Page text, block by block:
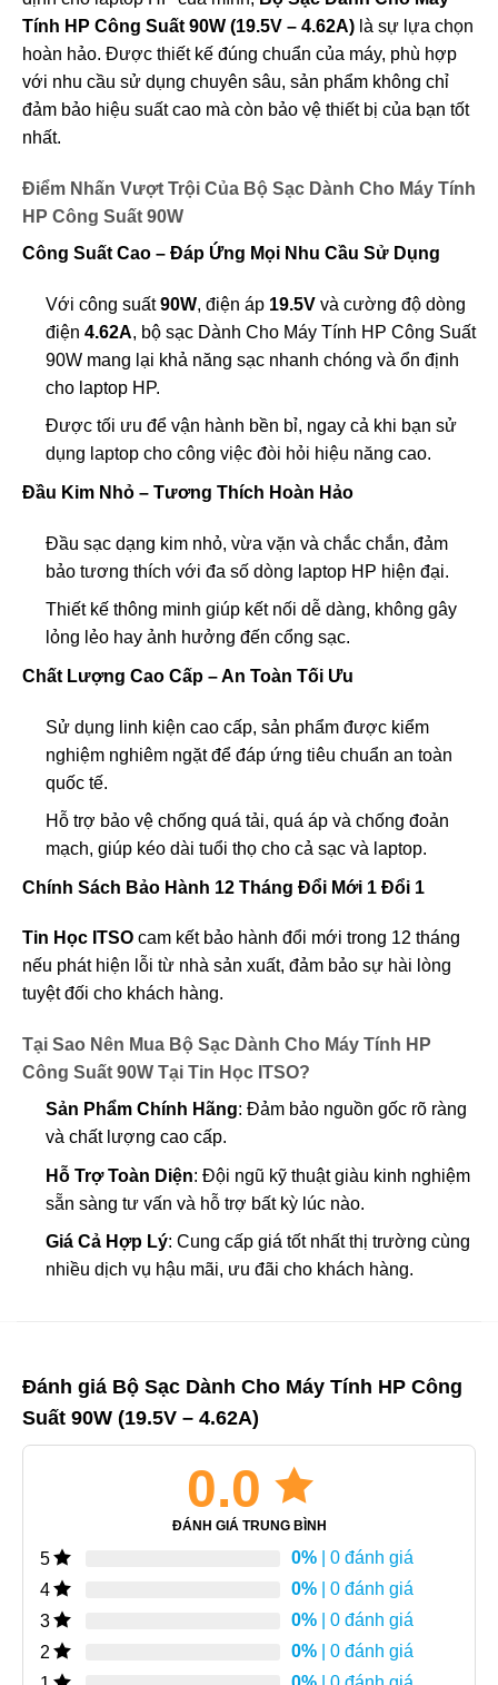
Tính HP Công Suất 90W (19.5V – 4.62A) là sự lựa chọn
hoàn hảo. Được thiết kế đúng chuẩn của máy, phù hợp
với nhu cầu sử dụng chuyên sâu, sản phẩm không chỉ
đảm bảo hiệu suất cao mà còn bảo vệ thiết bị của bạn tốt
nhất.
Điểm Nhấn Vượt Trội Của Bộ Sạc Dành Cho Máy Tính
HP Công Suất 90W
Công Suất Cao – Đáp Ứng Mọi Nhu Cầu Sử Dụng
Với công suất90W, điện áp 19.5Vvà cường độ dòng
điện 4.62A, bộ sạc Dành Cho Máy Tính HP Công Suất
90W mang lại khả năng sạc nhanh chóng và ổn định
cho laptop HP.
Được tối ưu để vận hành bền bỉ, ngay cả khi bạn sử
dụng laptop cho công việc đòi hỏi hiệu năng cao.
Đầu Kim Nhỏ – Tương Thích Hoàn Hảo
Đầu sạc dạng kim nhỏ, vừa vặn và chắc chắn, đảm
bảo tương thích với đa số dòng laptop HP hiện đại.
Thiết kế thông minh giúp kết nối dễ dàng, không gây
lỏng lẻo hay ảnh hưởng đến cổng sạc.
Chất Lượng Cao Cấp – An Toàn Tối Ưu
Sử dụng linh kiện cao cấp, sản phẩm được kiểm
nghiệm nghiêm ngặt để đáp ứng tiêu chuẩn an toàn
quốc tế.
Hỗ trợ bảo vệ chống quá tải, quá áp và chống đoản
mạch, giúp kéo dài tuổi thọ cho cả sạc và laptop.
Chính Sách Bảo Hành 12 Tháng Đổi Mới 1 Đổi 1
Tin Học ITSO cam kết bảo hành đổi mới trong 12 tháng
nếu phát hiện lỗi từ nhà sản xuất, đảm bảo sự hài lòng
tuyệt đối cho khách hàng.
Tại Sao Nên Mua Bộ Sạc Dành Cho Máy Tính HP
Công Suất 90W Tại Tin Học ITSO?
Sản Phẩm Chính Hãng: Đảm bảo nguồn gốc rõ ràng
và chất lượng cao cấp.
Hỗ Trợ Toàn Diện: Đội ngũ kỹ thuật giàu kinh nghiệm
sẵn sàng tư vấn và hỗ trợ bất kỳ lúc nào.
Giá Cả Hợp Lý: Cung cấp giá tốt nhất thị trường cùng
nhiều dịch vụ hậu mãi, ưu đãi cho khách hàng.
Đánh giá Bộ Sạc Dành Cho Máy Tính HP Công
Suất 90W (19.5V – 4.62A)
0.0
ĐÁNH GIÁ TRUNG BÌNH
5 0% | 0 đánh giá
4
0% | 0 đánh giá
3
0% | 0 đánh giá
2
0% | 0 đánh giá